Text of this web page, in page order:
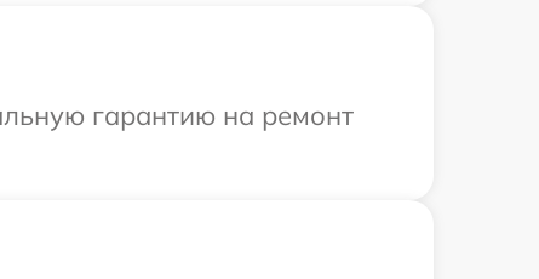
гарантию на ремонт